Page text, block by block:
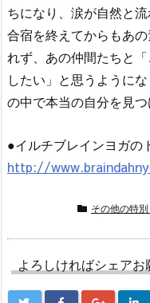
ちになり、涙が自然と流
合宿を終えてからもあ
れず、あの仲間たちと
したい」と思うように
の中で本当の自分を見つ
●イルチブレインヨガの
http://
その他の特
よろしければシェアお